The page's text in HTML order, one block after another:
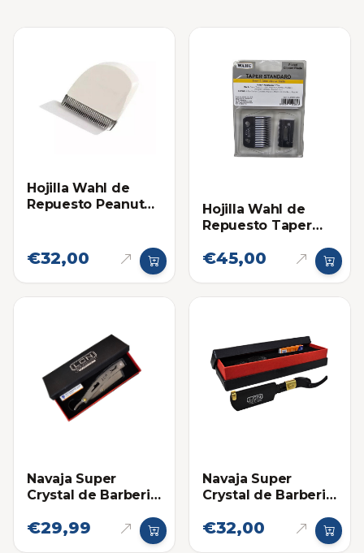
Hojilla Wahl de
Repuesto Peanut
€32,00
Hojilla Wahl de
Repuesto Taper
€45,00
Navaja Super
Crystal de Barberia
€29,99
Navaja Super
Crystal de Barberia
€32,00